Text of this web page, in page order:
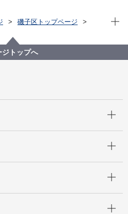
磯子区トップページ
現在
ジトップへ